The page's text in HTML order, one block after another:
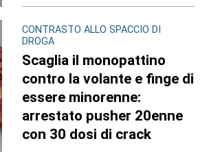
CONTRASTO ALLO SPACCIO DI
DROGA
Scaglia il monopattino
contro la volante e finge di
essere minorenne:
arrestato pusher 20enne
con 30 dosi di crack